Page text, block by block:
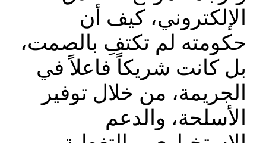
الإلكتروني، كيف أن
حكومته لم تكتفِ بالصمت،
بل كانت شريكاً فاعلاً في
الجريمة، من خلال توفير
الأسلحة، والدعم